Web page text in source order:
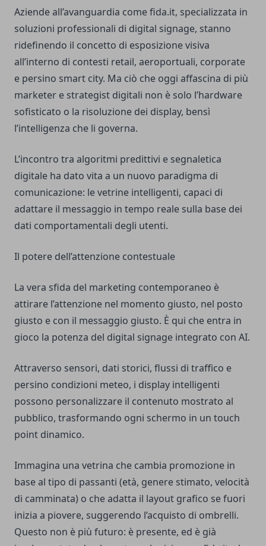
Aziende all’avanguardia comefida.it, specializzata in
soluzioni professionali di digital signage, stanno
ridefinendo il concetto di esposizione visiva
all’interno di contesti retail, aeroportuali, corporate
e persino smart city. Ma ciò che oggi affascina di più
marketer e strategist digitali non è solo l’hardware
sofisticato o la risoluzione dei display, bensì
l’intelligenza che li governa.
L’incontro tra algoritmi predittivi e segnaletica
digitale ha dato vita a un nuovo paradigma di
comunicazione: le vetrine intelligenti, capaci di
adattare il messaggio in tempo reale sulla base dei
dati comportamentali degli utenti.
Il potere dell’attenzione contestuale
La vera sfida del marketing contemporaneo è
attirare l’attenzione nel momento giusto, nel posto
giusto e con il messaggio giusto. È qui che entra in
gioco la potenza del digital signage integrato con AI.
Attraverso sensori, dati storici, flussi di traffico e
persino condizioni meteo, i display intelligenti
possono personalizzare il contenuto mostrato al
pubblico, trasformando ogni schermo in un touch
point dinamico.
Immagina una vetrina che cambia promozione in
base al tipo di passanti (età, genere stimato, velocità
di camminata) o che adatta il layout grafico se fuori
inizia a piovere, suggerendo l’acquisto di ombrelli.
Questo non è più futuro: è presente, ed è già